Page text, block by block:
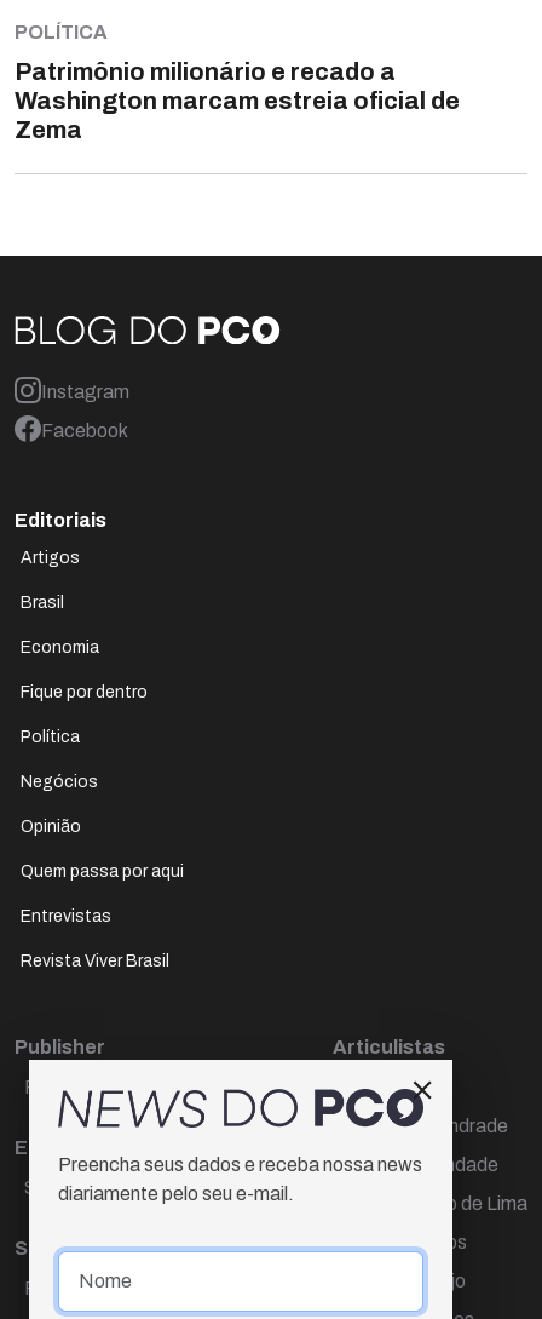
POLÍTICA
Patrimônio milionário e recado a
Washington marcam estreia oficial de
Zema
Instagram
Facebook
Editoriais
Artigos
Brasil
Economia
Fique por dentro
Política
Negócios
Opinião
Quem passa por aqui
Entrevistas
Revista Viver Brasil
Publisher
Paulo Cesar de Oliveira
Editora Chefe
Sueli Cotta
Sub-editora
Raquel Ayres
Articulistas
Décio Freire
Dr Marcos Andrade
Hamilton Trindade
Igor Carvalho de Lima
Mario Campos
Renata Araújo
Preencha seus dados e receba nossa news
diariamente pelo seu e-mail.